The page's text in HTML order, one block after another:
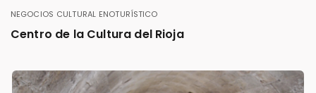
NEGOCIOS CULTURAL ENOTURÍSTICO
Centro de la Cultura del Rioja